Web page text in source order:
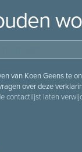
van Koen Geens te
over deze
contactlijst laten